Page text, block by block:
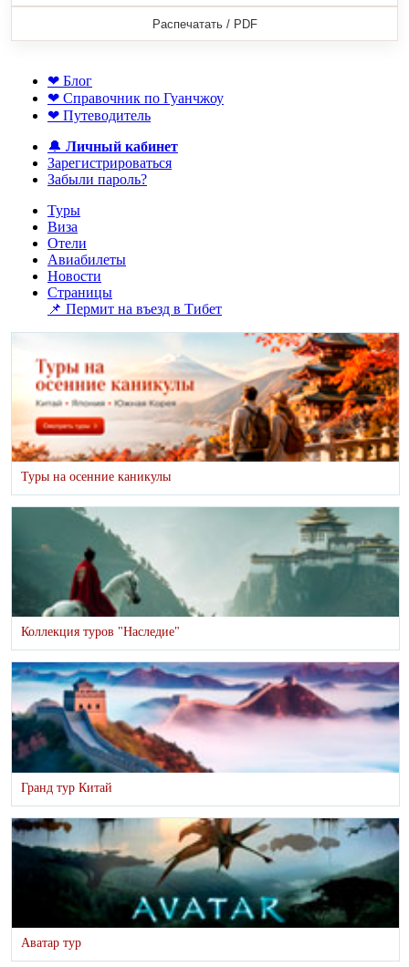
Распечатать / PDF
❤ Блог
❤ Справочник по Гуанчжоу
❤ Путеводитель
🔔 Личный кабинет
Зарегистрироваться
Забыли пароль?
Туры
Виза
Отели
Авиабилеты
Новости
Страницы
📌 Пермит на въезд в Тибет
Туры на осенние каникулы
Коллекция туров "Наследие"
Гранд тур Китай
Аватар тур